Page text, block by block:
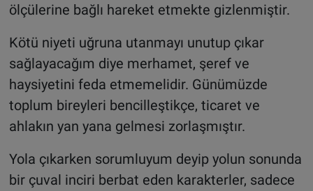
ölçülerine bağlı hareket etmekte gizlenmiştir.
Kötü niyeti uğruna utanmayı unutup çıkar
sağlayacağım diye merhamet, şeref ve
haysiyetini feda etmemelidir. Günümüzde
toplum bireyleri bencilleştikçe, ticaret ve
ahlakın yan yana gelmesi zorlaşmıştır.
Yola çıkarken sorumluyum deyip yolun sonunda
bir çuval inciri berbat eden karakterler, sadece